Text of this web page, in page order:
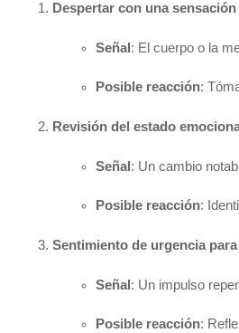
Despertar con una
Señal : El cuerpo o la
Posible reacción:
Revisión del estado
Señal : Un cambio
Posible reacción:
Sentimiento de urgencia
Señal : Un impulso
Posible reacción: